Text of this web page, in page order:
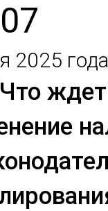
07
2025 года